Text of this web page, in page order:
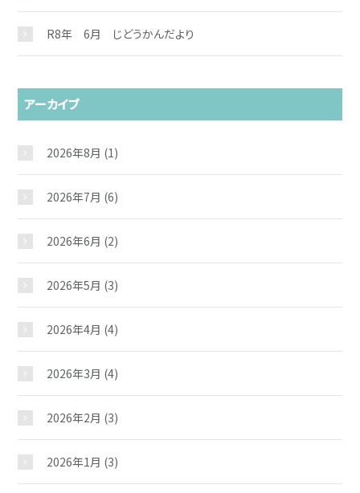
R8年 6月 じどうかんだより
アーカイブ
2026年8月 (1)
2026年7月 (6)
2026年6月 (2)
2026年5月 (3)
2026年4月 (4)
2026年3月 (4)
2026年2月 (3)
2026年1月 (3)